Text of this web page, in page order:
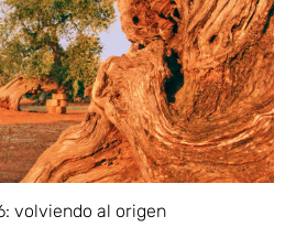
volviendo al origen